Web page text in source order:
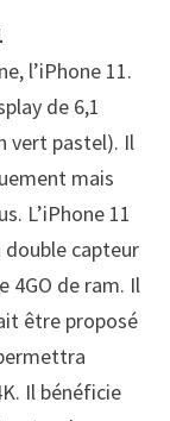
l’iPhone 11.
de 6,1
vert pastel). Il
mais
L’iPhone 11
double capteur
4GO de ram. Il
être proposé
Il bénéficie